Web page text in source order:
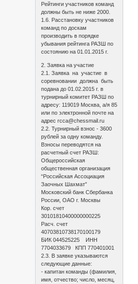
Рейтинги участников команд
должны быть не ниже 2000.
1.6. Расстановку участников
команд по доскам
производить в порядке
убывания рейтинга РАЗШ по
состоянию на 01.01.2015 г.
2. Заявка на участие
2.1. Заявка на участие в
соревновании должна быть
подана до 01.02.2015 г. в
турнирный комитет РАЗШ по
адресу: 119019 Москва, а/я 85
или по электронной почте на
адрес rcca@chessmail.ru
2.2. Турнирный взнос - 3600
рублей за одну команду.
Взносы переводятся на
расчетный счет РАЗШ:
Общероссийская
общественная организация
“Российская Ассоциация
Заочных Шахмат”
Московский банк Сбербанка
России, ОАО г. Москвы
Кор. счет
30101810400000000225
Расч. счет
40703810738170100179
БИК 044525225 ИНН
7704033679 КПП 770401001
2.3. В заявке указываются
следующие данные:
- капитан команды (фамилия,
имя, отчество; число, месяц,